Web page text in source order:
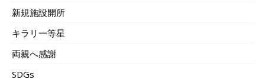
新規施設開所
キラリ一等星
両親へ感謝
SDGs